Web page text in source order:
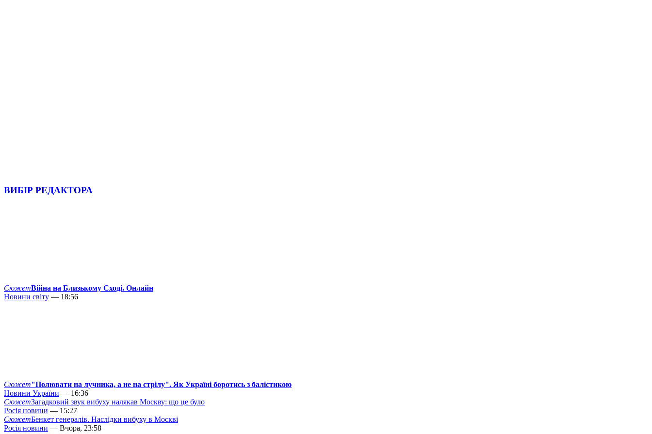
ВИБІР РЕДАКТОРА
СюжетВійна на Близькому Сході. Онлайн
Новини світу — 18:56
Сюжет"Полювати на лучника, а не на стрілу". Як Україні боротись з балістикою
Новини України — 16:36
СюжетЗагадковий звук вибуху налякав Москву: що це було
Росія новини — 15:27
СюжетБенкет генералів. Наслідки вибуху в Москві
Росія новини — Вчора, 23:58